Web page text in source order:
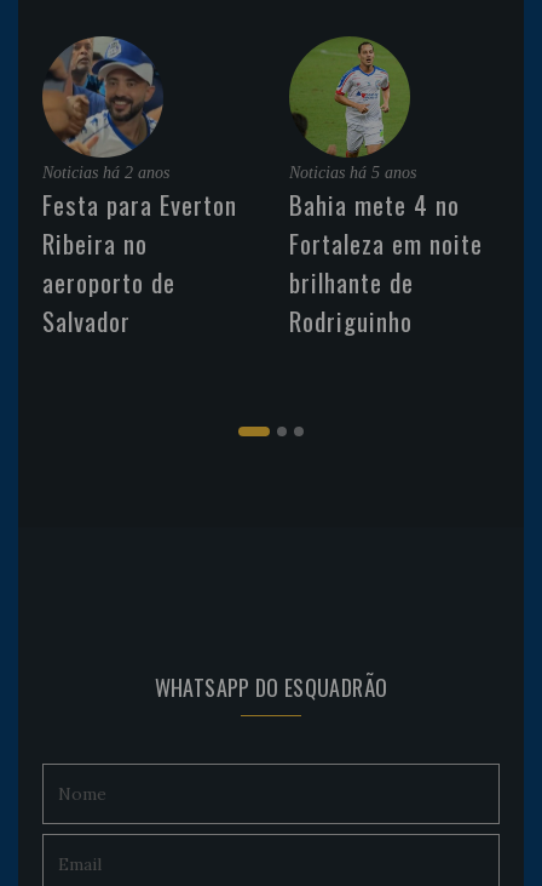
Noticias há 2 anos
Festa para Everton
Ribeira no
aeroporto de
Salvador
Noticias há 5 anos
Bahia mete 4 no
Fortaleza em noite
brilhante de
Rodriguinho
WHATSAPP DO ESQUADRÃO